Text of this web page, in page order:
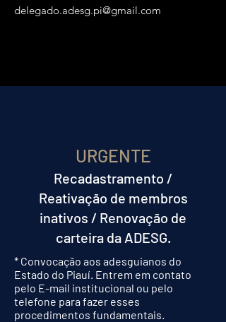
delegado.adesg.pi@gmail.com
URGENTE
Recadastramento /
Reativação de membros
inativos / Renovação de
carteira da ADESG.
* Convocação aos adesguianos do
Estado do Piauí. Entrem em contato
pelo E-mail institucional ou pelo
telefone para fazer esses
procedimentos fundamentais.